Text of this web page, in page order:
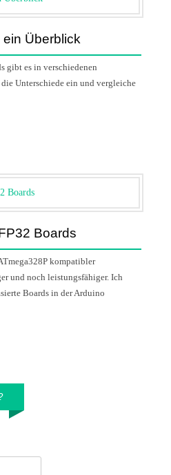
Überblick
gibt es in verschiedenen
Unterschiede ein und vergleiche
Boards
kompatibler
und noch leistungsfähiger. Ich
Boards in der Arduino